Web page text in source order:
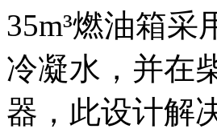
35m³燃油箱
冷凝水，并在
器，此设计解